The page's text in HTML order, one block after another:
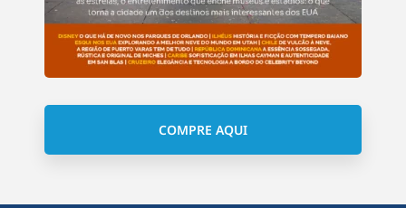
COMPRE AQUI